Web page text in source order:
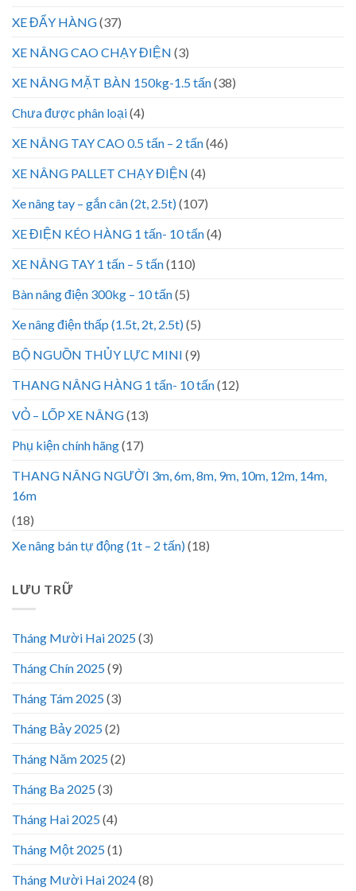
XE ĐẨY HÀNG(37)
XE NÂNG CAO CHẠY ĐIỆN (3)
XE NÂNG MẶT BÀN 150kg-1.5 tấn(38)
Chưa được phân loại(4)
XE NÂNG TAY CAO 0.5 tấn – 2 tấn(46)
XE NÂNG PALLET CHẠY ĐIỆN (4)
Xe nâng tay – gắn cân (2t, 2.5t)(107)
XE ĐIỆN KÉO HÀNG 1 tấn- 10 tấn(4)
XE NÂNG TAY 1 tấn – 5 tấn(110)
Bàn nâng điện 300kg – 10 tấn(5)
Xe nâng điện thấp (1.5t, 2t, 2.5t)(5)
BỘ NGUỒN THỦY LỰC MINI (9)
THANG NÂNG HÀNG 1 tấn- 10 tấn(12)
VỎ – LỐP XE NÂNG(13)
Phụ kiện chính hãng(17)
THANG NÂNG NGƯỜI 3m, 6m, 8m, 9m, 10m, 12m, 14m,
16m
(18)
Xe nâng bán tự động (1t – 2 tấn)(18)
LƯU TRỮ
Tháng Mười Hai 2025(3)
Tháng Chín 2025(9)
Tháng Tám 2025(3)
Tháng Bảy 2025(2)
Tháng Năm 2025(2)
Tháng Ba 2025(3)
Tháng Hai 2025(4)
Tháng Một 2025(1)
Tháng Mười Hai 2024(8)